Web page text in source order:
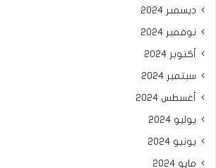
ديسمبر 2024
نوفمبر 2024
أكتوبر 2024
سبتمبر 2024
أغسطس 2024
يوليو 2024
يونيو 2024
مايو 2024